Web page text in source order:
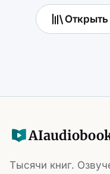
Открыть
AI
Тысячи книг.